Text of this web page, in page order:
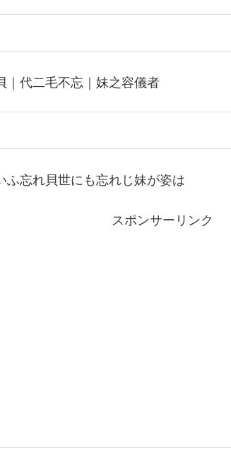
｜代二毛不忘｜妹之容儀者
ふ忘れ貝世にも忘れじ妹が姿は
スポンサーリンク